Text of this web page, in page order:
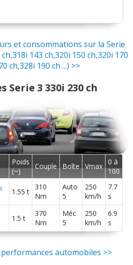
et consommations sur la Serie
143 ch,320i 150 ch,320i 170
ch,328i 190 ch ...) >>
Serie 3 330i 230 ch
Poids
(~)
Couple Boîte Vmax 0 à
100
1.55 t
310
Nm
Auto
5
250
km/h
7.7
s
1.5 t
370
Nm
Méc
5
250
km/h
6.9
s
automobiles >>